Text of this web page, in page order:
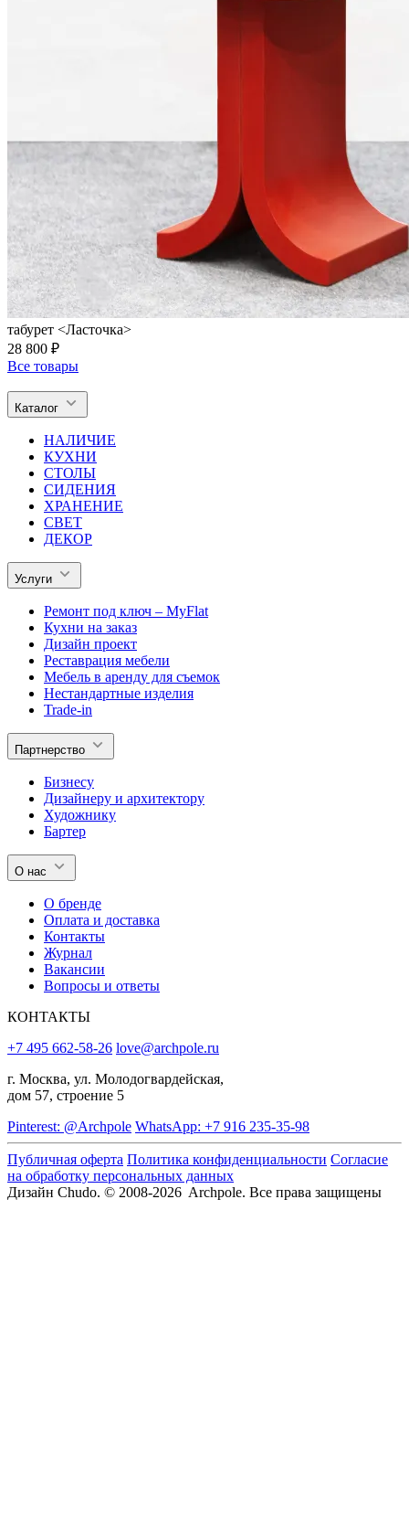
табурет <Ласточка>
28 800 ₽
Все товары
Каталог
НАЛИЧИЕ
КУХНИ
СТОЛЫ
СИДЕНИЯ
ХРАНЕНИЕ
СВЕТ
ДЕКОР
Услуги
Ремонт под ключ – MyFlat
Кухни на заказ
Дизайн проект
Реставрация мебели
Мебель в аренду для съемок
Нестандартные изделия
Trade-in
Партнерство
Бизнесу
Дизайнеру и архитектору
Художнику
Бартер
О нас
О бренде
Оплата и доставка
Контакты
Журнал
Вакансии
Вопросы и ответы
КОНТАКТЫ
+7 495 662-58-26 love@archpole.ru
г. Москва, ул. Молодогвардейская,
дом 57, строение 5
Pinterest: @Archpole WhatsApp: +7 916 235-35-98
Публичная оферта Политика конфиденциальности Согласие
на обработку персональных данных
Дизайн Chudo. © 2008-2026 Archpole. Все права защищены